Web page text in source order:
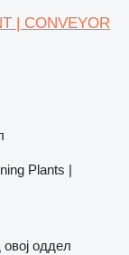
| CONVEYOR
Plants |
оддел